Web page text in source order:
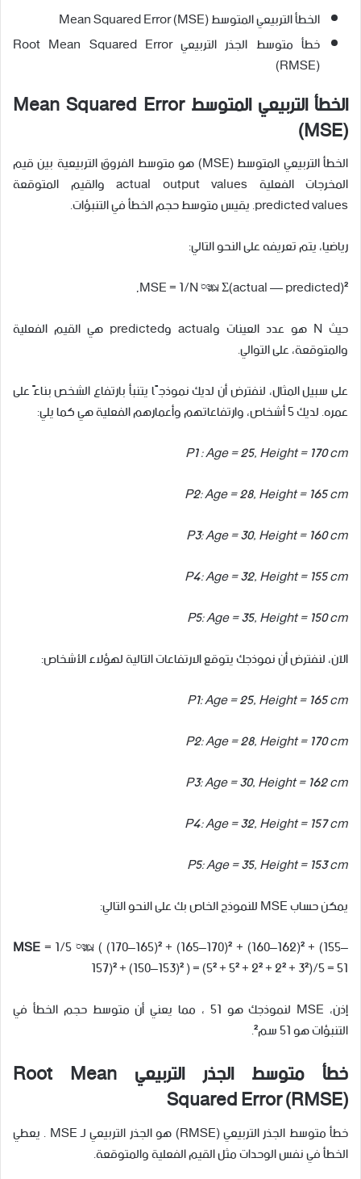
الخطأ التربيعي المتوسط Mean Squared Error (MSE)
خطأ متوسط الجذر التربيعي Root Mean Squared Error
(RMSE)
الخطأ التربيعي المتوسطMean Squared Error
(MSE)
الخطأ التربيعي المتوسط (MSE) هو متوسط الفروق التربيعية بين قيم
المخرجات الفعلية actual output values والقيم المتوقعة
predicted values. يقيس متوسط حجم الخطأ في التنبؤات.
رياضيا، يتم تعريفه على النحو التالي:
MSE = 1/N * Σ(actual — predicted)²,
حيث N هو عدد العينات وactual وpredicted هي القيم الفعلية
والمتوقعة، على التوالي.
على سبيل المثال، لنفترض أن لديك نموذجًا يتنبأ بارتفاع الشخص بناءً على
عمره. لديك 5 أشخاص، وارتفاعاتهم وأعمارهم الفعلية هي كما يلي:
P1 : Age = 25, Height = 170 cm
P2: Age = 28, Height = 165 cm
P3: Age = 30, Height = 160 cm
P4: Age = 32, Height = 155 cm
P5: Age = 35, Height = 150 cm
الآن، لنفترض أن نموذجك يتوقع الارتفاعات التالية لهؤلاء الأشخاص:
P1: Age = 25, Height = 165 cm
P2: Age = 28, Height = 170 cm
P3: Age = 30, Height = 162 cm
P4: Age = 32, Height = 157 cm
P5: Age = 35, Height = 153 cm
يمكن حساب MSE للنموذج الخاص بك على النحو التالي:
MSE= 1/5 * ( (170–165)² + (165–170)² + (160–162)² + (155–
157)² + (150–153)² ) = (5² + 5² + 2² + 2² + 3²)/5 = 51
إذن، MSE لنموذجك هو 51 ، مما يعني أن متوسط حجم الخطأ في
التنبؤات هو 51 سم².
خطأ متوسط الجذر التربيعي Root Mean
Squared Error (RMSE)
خطأ متوسط الجذر التربيعي (RMSE) هو الجذر التربيعي لـ MSE . يعطي
الخطأ في نفس الوحدات مثل القيم الفعلية والمتوقعة.